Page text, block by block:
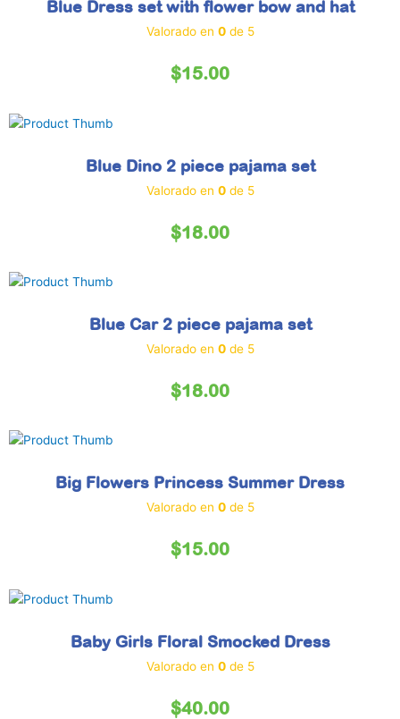
Blue Dress set with flower bow and hat
Valorado en 0de 5
$15.00
Blue Dino 2 piece pajama set
Valorado en 0de 5
$18.00
Blue Car 2 piece pajama set
Valorado en 0de 5
$18.00
Big Flowers Princess Summer Dress
Valorado en 0de 5
$15.00
Baby Girls Floral Smocked Dress
Valorado en 0de 5
$40.00